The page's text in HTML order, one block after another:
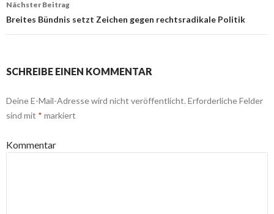
Nächster Beitrag
Breites Bündnis setzt Zeichen gegen rechtsradikale Politik
SCHREIBE EINEN KOMMENTAR
Deine E-Mail-Adresse wird nicht veröffentlicht. Erforderliche Felder
sind mit * markiert
Kommentar